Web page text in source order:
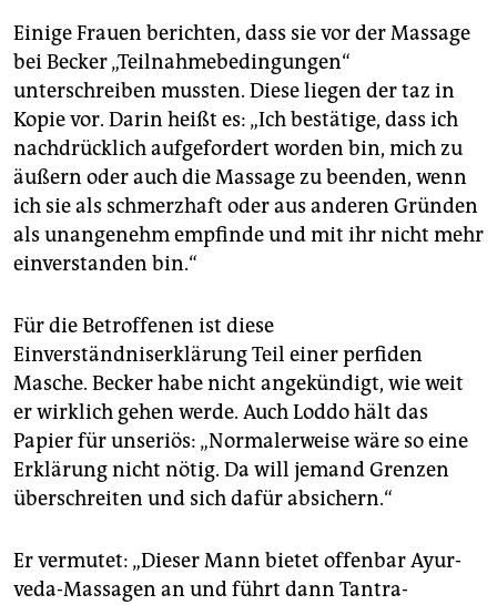
Einige Frauen berichten, dass sie vor der Massage
bei Becker „Teilnahmebedingungen“
unterschreiben mussten. Diese liegen der taz in
Kopie vor. Darin heißt es: „Ich bestätige, dass ich
nachdrücklich aufgefordert worden bin, mich zu
äußern oder auch die Massage zu beenden, wenn
ich sie als schmerzhaft oder aus anderen Gründen
als unangenehm empfinde und mit ihr nicht mehr
einverstanden bin.“
Für die Betroffenen ist diese
Einverständniserklärung Teil einer perfiden
Masche. Becker habe nicht angekündigt, wie weit
er wirklich gehen werde. Auch Loddo hält das
Papier für unseriös: „Normalerweise wäre so eine
Erklärung nicht nötig. Da will jemand Grenzen
überschreiten und sich dafür absichern.“
Er vermutet: „Dieser Mann bietet offenbar Ayur­
veda-Massagen an und führt dann Tantra-